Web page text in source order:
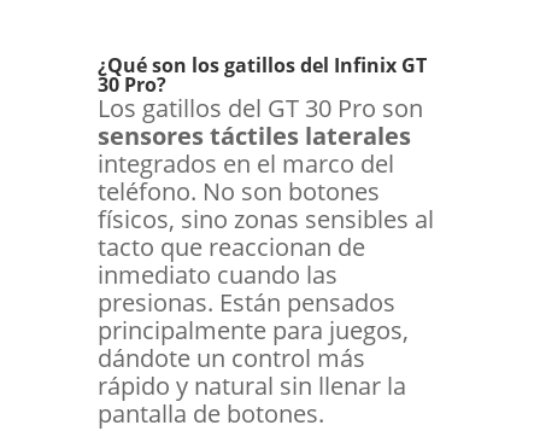
¿Qué son los gatillos del Infinix GT
30 Pro?
Los gatillos del GT 30 Pro son
sensores táctiles laterales
integrados en el marco del
teléfono. No son botones
físicos, sino zonas sensibles al
tacto que reaccionan de
inmediato cuando las
presionas. Están pensados
principalmente para juegos,
dándote un control más
rápido y natural sin llenar la
pantalla de botones.